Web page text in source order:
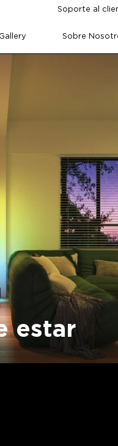
Soporte al
Sobre
estar